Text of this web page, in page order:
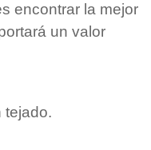
encontrar la mejor
un valor